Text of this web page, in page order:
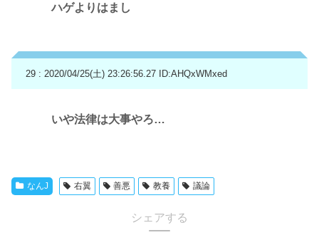
ハゲよりはまし
29 : 2020/04/25(土) 23:26:56.27 ID:AHQxWMxed
いや法律は大事やろ…
なんJ 右翼 善悪 教養 議論
シェアする